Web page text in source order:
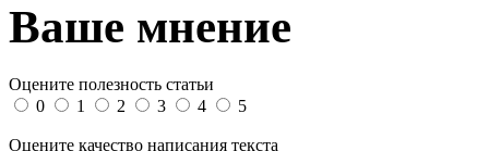
Ваше мнение
Оцените полезность статьи
0
1 2 3 4 5
Оцените качество написания текста